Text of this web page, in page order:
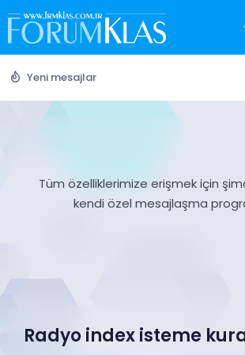
Yeni mesajlar
Tüm özelliklerimize erişmek için
kendi özel mesajlaşma
Radyo index isteme